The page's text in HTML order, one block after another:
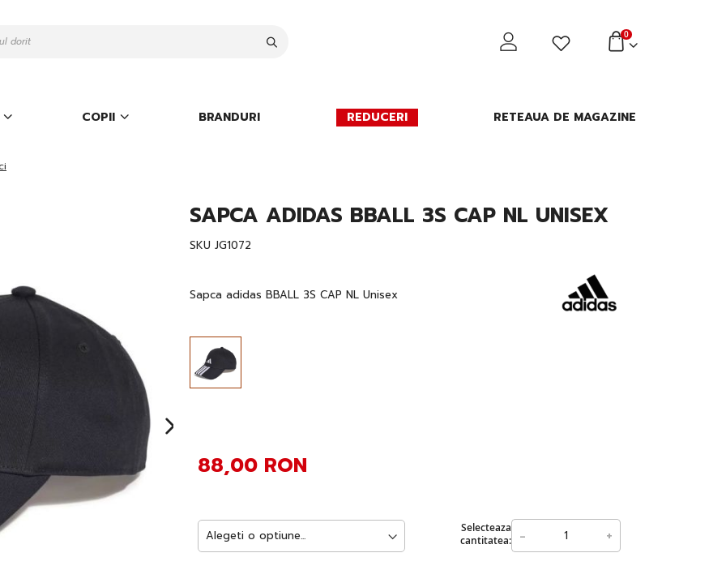
0
COPII BRANDURI REDUCERI RETEAUA DE MAGAZINE
SAPCA ADIDAS BBALL 3S CAP NL UNISEX
SKU JG1072
Sapca adidas BBALL 3S CAP NL Unisex
Selecteaza
cantitatea:
- +
88,00 RON